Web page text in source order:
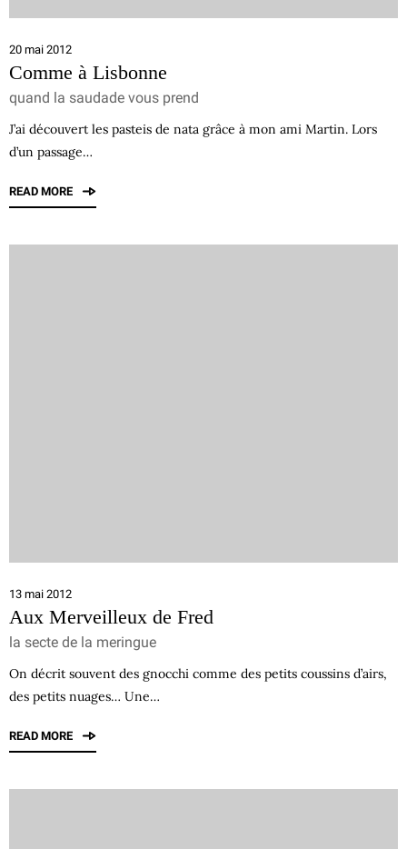
20 mai 2012
Comme à Lisbonne
quand la saudade vous prend
J’ai découvert les pasteis de nata grâce à mon ami Martin. Lors
d’un passage…
READ MORE
13 mai 2012
Aux Merveilleux de Fred
la secte de la meringue
On décrit souvent des gnocchi comme des petits coussins d’airs,
des petits nuages… Une…
READ MORE